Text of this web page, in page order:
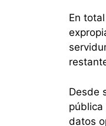
En
Desde
datos